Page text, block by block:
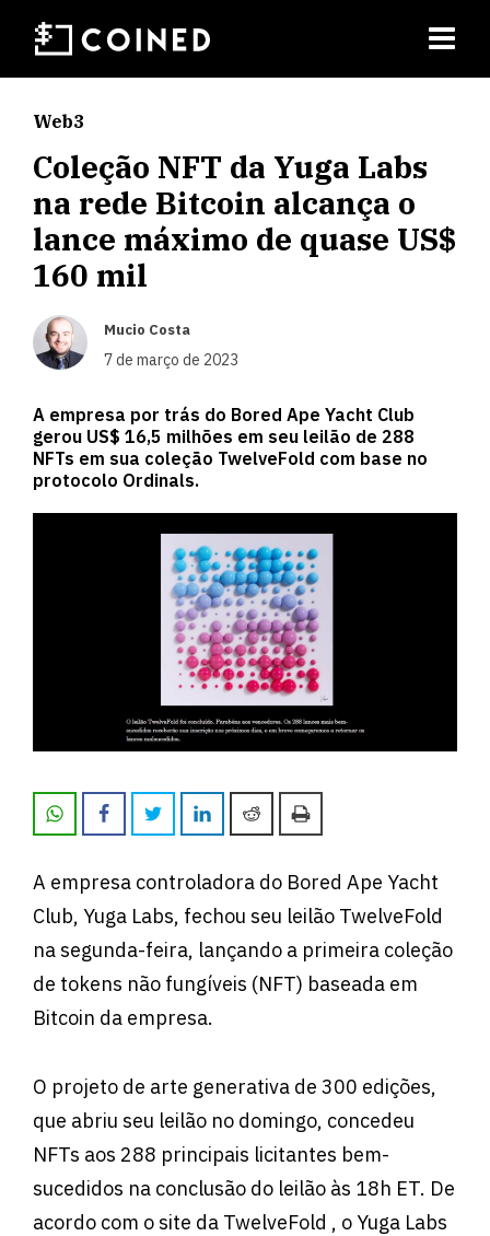
Web3
Coleção NFT da Yuga Labs
na rede Bitcoin alcança o
lance máximo de quase US$
160 mil
Mucio Costa
7 de março de 2023
A empresa por trás do Bored Ape Yacht Club
gerou US$ 16,5 milhões em seu leilão de 288
NFTs em sua coleção TwelveFold com base no
protocolo Ordinals.
A empresa controladora do Bored Ape Yacht
Club, Yuga Labs, fechou seu leilão TwelveFold
na segunda-feira, lançando a primeira coleção
de tokens não fungíveis (NFT) baseada em
Bitcoin da empresa.
O projeto de arte generativa de 300 edições,
que abriu seu leilão no domingo, concedeu
NFTs aos 288 principais licitantes bem-
sucedidos na conclusão do leilão às 18h ET. De
acordo com o site da TwelveFold , o Yuga Labs